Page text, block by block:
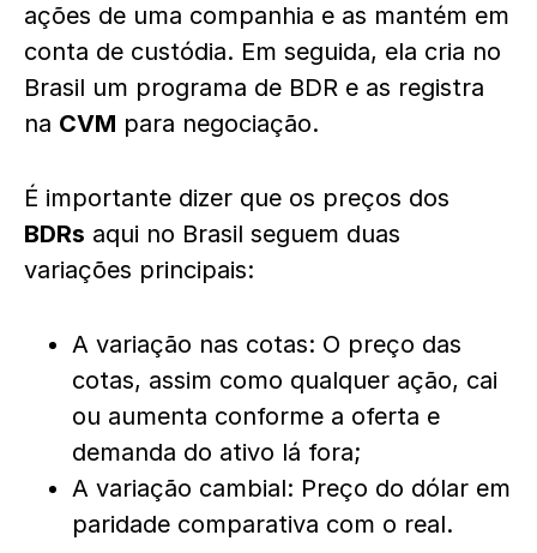
ações de uma companhia e as mantém em
conta de custódia. Em seguida, ela cria no
Brasil um programa de BDR e as registra
na CVM para negociação.
É importante dizer que os preços dos
BDRs aqui no Brasil seguem duas
variações principais:
A variação nas cotas: O preço das
cotas, assim como qualquer ação, cai
ou aumenta conforme a oferta e
demanda do ativo lá fora;
A variação cambial: Preço do dólar em
paridade comparativa com o real.